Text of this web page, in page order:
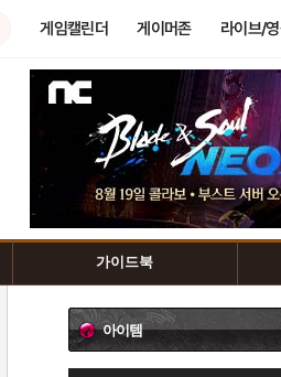
게임캘린더 게이머존 라이브/
가이드북
아이템